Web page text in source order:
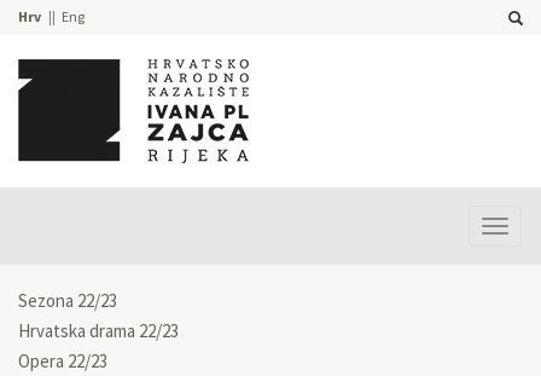
Hrv Eng
Sezona 22/23
Hrvatska drama 22/23
Opera 22/23